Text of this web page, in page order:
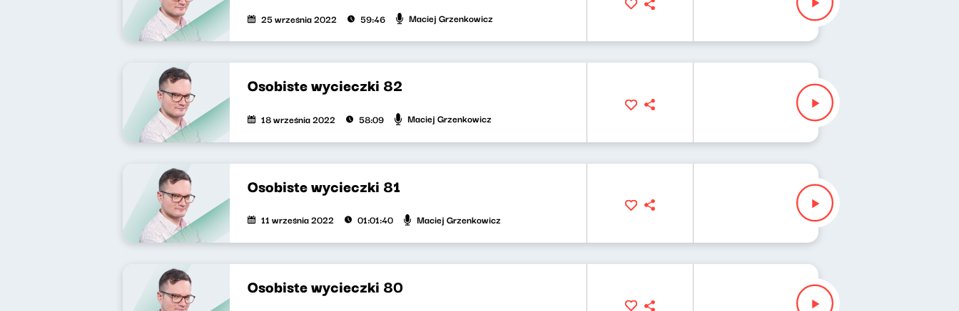
25 września 2022 59:46 Maciej Grzenkowicz
Osobiste wycieczki 82
18 września 2022 58:09 Maciej Grzenkowicz
Osobiste wycieczki 81
11 września 2022 01:01:40 Maciej Grzenkowicz
Osobiste wycieczki 80